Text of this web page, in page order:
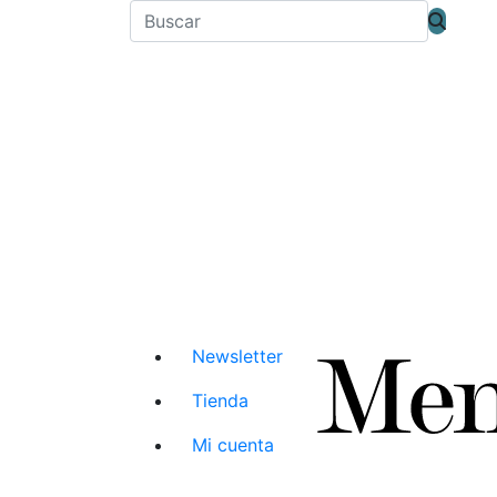
Newsletter
Tienda
Mi cuenta